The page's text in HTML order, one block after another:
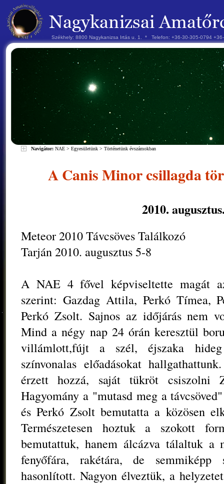
Székhely: 8800 Nagykanizsa Irtás u. 1. * Telefon: +36-30-305-0794
Navigátor: NAE > Egyesületünk > Történetünk évszámokban
A Canis Minor csillagda
2010.
Meteor 2010 Távcsöves Találkozó
Tarján 2010. augusztus 5-8
A NAE 4 fővel képviseltette magát
szerint: Gazdag Attila, Perkó Tímea,
Perkó Zsolt. Sajnos az időjárás nem
Mind a négy nap 24 órán keresztül
villámlott,fújt a szél, éjszaka
színvonalas előadásokat
érzett hozzá, saját tükröt csiszolni
Hagyomány a "mutasd meg a
és Perkó Zsolt bemutatta a közösen
Természetesen hoztuk a szokott
bemutattuk, hanem álcázva tálaltuk a
fenyőfára, rakétára, de
hasonlított. Nagyon élveztük, a